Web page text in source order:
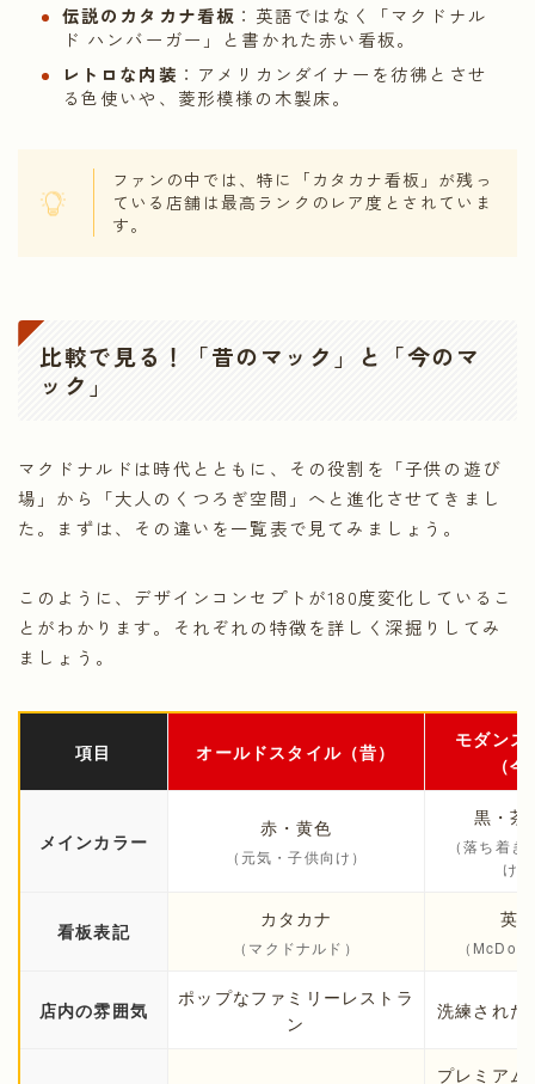
伝説のカタカナ看板 ：英語ではなく「マクドナル
ド ハンバーガー」と書かれた赤い看板。
レトロな内装 ：アメリカンダイナーを彷彿とさせ
る色使いや、菱形模様の木製床。
ファンの中では、特に「カタカナ看板」が残っ
ている店舗は最高ランクのレア度とされていま
す。
比較で見る！「昔のマック」と「今のマ
ック」
マクドナルドは時代とともに、その役割を「子供の遊び
場」から「大人のくつろぎ空間」へと進化させてきまし
た。まずは、その違いを一覧表で見てみましょう。
このように、デザインコンセプトが180度変化しているこ
とがわかります。それぞれの特徴を詳しく深掘りしてみ
ましょう。
項目 オールドスタイル（昔）
モダンス
（
メインカラー
赤・黄色
（元気・子供向け）
黒・茶
（落ち着き
け）
看板表記
カタカナ
（マクドナルド）
英
（
店内の雰囲気
ポップなファミリーレストラ
ン
洗練された
プレミアム